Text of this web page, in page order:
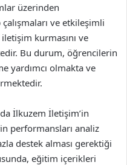
üzerinden
ve etkileşimli
kurmasını ve
Bu durum, öğrencilerin
yardımcı olmakta ve
İlkuzem İletişim’in
performansları analiz
destek alması gerektiği
eğitim içerikleri